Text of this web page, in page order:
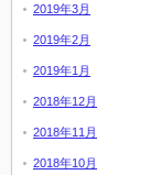
2019年3月
2019年2月
2019年1月
2018年12月
2018年11月
2018年10月